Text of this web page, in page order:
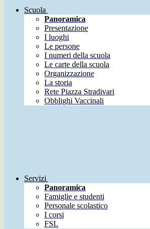
Scuola
Panoramica
Presentazione
I luoghi
Le persone
I numeri della scuola
Le carte della scuola
Organizzazione
La storia
Rete Piazza Stradivari
Obblighi Vaccinali
Servizi
Panoramica
Famiglie e studenti
Personale scolastico
I corsi
FSL